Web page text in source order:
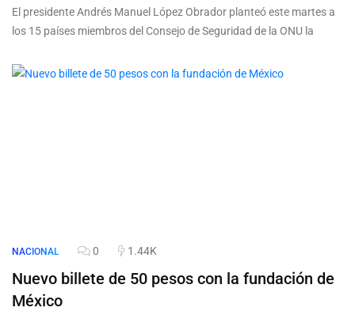
El presidente Andrés Manuel López Obrador planteó este martes a
los 15 países miembros del Consejo de Seguridad de la ONU la
NACIONAL 0 1.44K
Nuevo billete de 50 pesos con la fundación de
México